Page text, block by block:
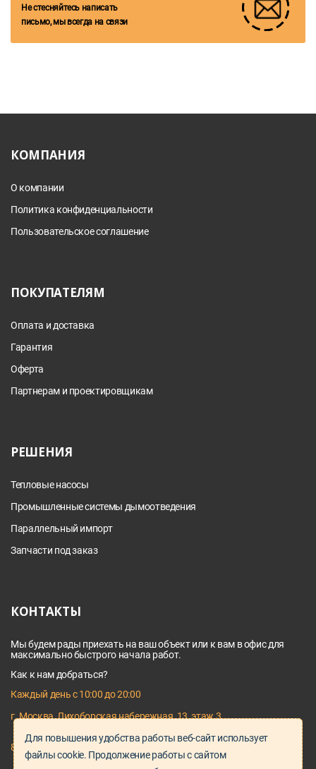
Не стесняйтесь написать
письмо, мы всегда на связи
КОМПАНИЯ
О компании
Политика конфиденциальности
Пользовательское соглашение
ПОКУПАТЕЛЯМ
Оплата и доставка
Гарантия
Оферта
Партнерам и проектировщикам
РЕШЕНИЯ
Тепловые насосы
Промышленные системы дымоотведения
Параллельный импорт
Запчасти под заказ
КОНТАКТЫ
Мы будем рады приехать на ваш объект или к вам в офис для
максимально быстрого начала работ.
Как к нам добраться?
Каждый день с 10:00 до 20:00
г. Москва, Лихоборская набережная, 13, этаж 3
8 495 128 03 64
Для повышения удобства работы веб-сайт использует
файлы cookie. Продолжение работы с сайтом